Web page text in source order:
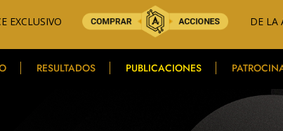
EXCLUSIVO DE LA
RESULTADOS PUBLICACIONES